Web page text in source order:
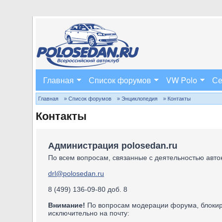
Главная Список форумов VW Polo
Главная » Список форумов » Энциклопедия » Контакты
Контакты
Администрация polosedan.ru
По всем вопросам, связанные с деятельностью
drl@polosedan.ru
8 (499) 136-09-80 доб. 8
Внимание! По вопросам модерации форума,
исключительно на почту: